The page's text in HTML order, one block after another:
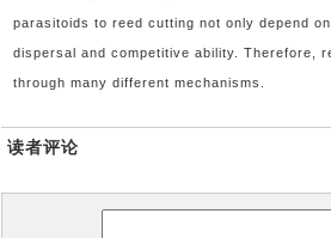
parasitoids to reed cutting not only depend
dispersal and competitive ability. Therefore,
through many different mechanisms.
读者评论